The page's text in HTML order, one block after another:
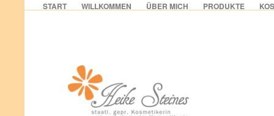
START WILLKOMMEN ÜBER MICH PRODUKTE